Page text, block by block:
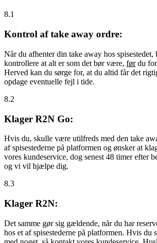
8.1
Kontrol af take away ordre:
Når du afhenter din take away hos spisestedet,
kontrollere at alt er som det bør være, førdu
Herved kan du sørge for, at du altid får det
opdage eventuelle fejl i tide.
8.2
Klager R2N Go:
Hvis du, skulle være utilfreds med den take
af spisestederne på platformen og ønsker at
vores kundeservice, dog senest 48 timer efter
og vi vil hjælpe dig.
8.3
Klager R2N:
Det samme gør sig gældende, når du har
hos et af spisestederne på platformen. Hvis